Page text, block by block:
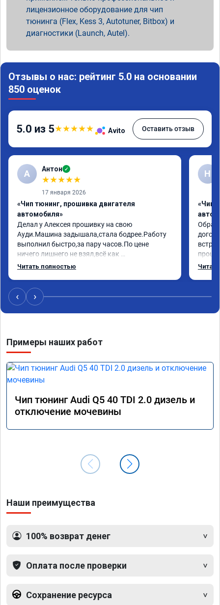
лицензионное оборудование для чип
тюнинга (Flex, Kess 3, Autotuner, Bitbox) и
диагностики (Launch, Autel).
Отзывы о нас: рейтинг 5.0 на основании
850 оценок
5.0 из 5★★★★★ Avito Оставить отзыв
А Антон ✓
★★★★★
17 января 2026
«Чип тюнинг, прошивка двигателя
автомобиля»
Делал у Алексея прошивку на свою
Ауди.Машина задышала,стала бодрее.Работу
выполнил быстро,за пару часов.По цене
ничего лишнего не взял,всё как
договаривались заранее.После работы
поломки авто.Однозначно рекомендую
Алексея как грамотного специалиста!
Читать полностью
Н
«Чип
Арман
‹ ›
Примеры наших работ
Чип тюнинг Audi Q5 40 TDI 2.0 дизель и
отключение мочевины
Наши преимущества
100% возврат денег
Оплата после проверки
Сохранение ресурса